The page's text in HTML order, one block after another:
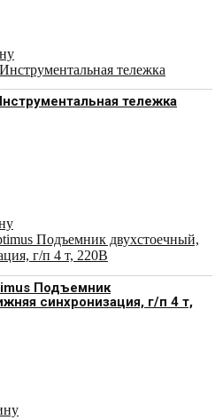
тележка
Подъемник
синхронизация, г/п 4 т,